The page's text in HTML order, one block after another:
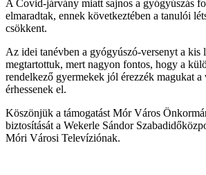
A Covid-járvány miatt sajnos a gyógyúszás
elmaradtak, ennek következtében a tanulói
csökkent.
Az idei tanévben a gyógyúszó-versenyt a kis
megtartottuk, mert nagyon fontos, hogy a
rendelkező gyermekek jól érezzék magukat a
érhessenek el.
Köszönjük a támogatást Mór Város
biztosítását a Wekerle Sándor
Móri Városi Televíziónak.